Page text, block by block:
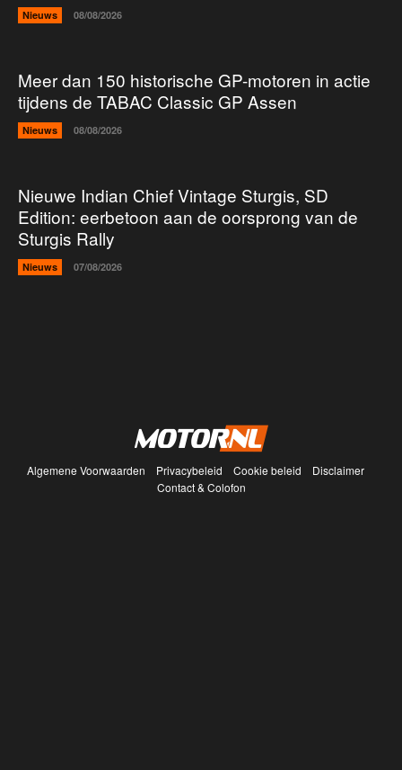
Nieuws 08/08/2026
Meer dan 150 historische GP-motoren in actie
tijdens de TABAC Classic GP Assen
Nieuws 08/08/2026
Nieuwe Indian Chief Vintage Sturgis, SD
Edition: eerbetoon aan de oorsprong van de
Sturgis Rally
Nieuws 07/08/2026
Algemene Voorwaarden Privacybeleid Cookie beleid
Disclaimer
Contact & Colofon